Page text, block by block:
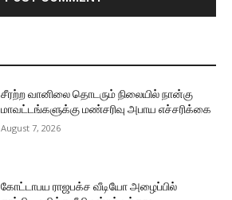
சீரற்ற வானிலை தொடரும் நிலையில் நான்கு
மாவட்டங்களுக்கு மண்சரிவு அபாய எச்சரிக்கை
August 7, 2026
கோட்டாபய ராஜபக்ச வீடியோ அழைப்பில்